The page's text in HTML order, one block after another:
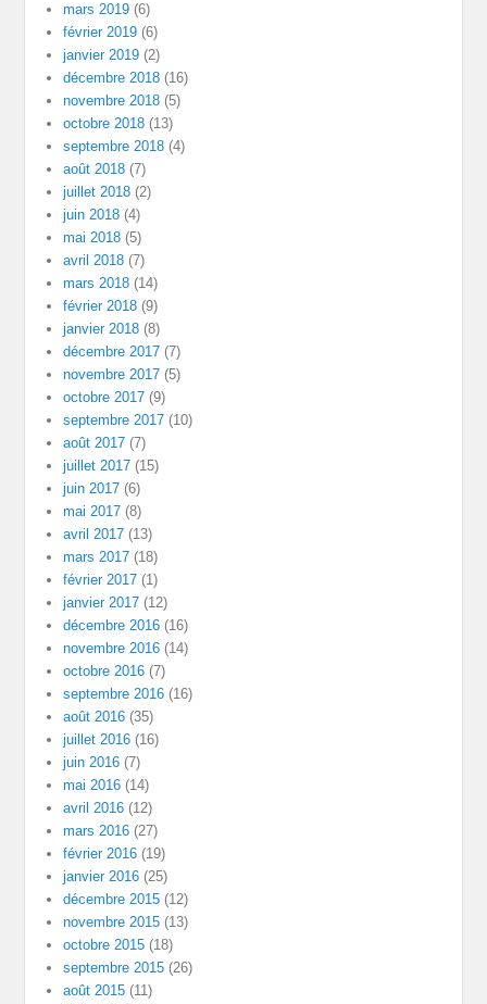
mars 2019 (6)
février 2019 (6)
janvier 2019 (2)
décembre 2018 (16)
novembre 2018 (5)
octobre 2018 (13)
septembre 2018 (4)
août 2018 (7)
juillet 2018 (2)
juin 2018 (4)
mai 2018 (5)
avril 2018 (7)
mars 2018 (14)
février 2018 (9)
janvier 2018 (8)
décembre 2017 (7)
novembre 2017 (5)
octobre 2017 (9)
septembre 2017 (10)
août 2017 (7)
juillet 2017 (15)
juin 2017 (6)
mai 2017 (8)
avril 2017 (13)
mars 2017 (18)
février 2017 (1)
janvier 2017 (12)
décembre 2016 (16)
novembre 2016 (14)
octobre 2016 (7)
septembre 2016 (16)
août 2016 (35)
juillet 2016 (16)
juin 2016 (7)
mai 2016 (14)
avril 2016 (12)
mars 2016 (27)
février 2016 (19)
janvier 2016 (25)
décembre 2015 (12)
novembre 2015 (13)
octobre 2015 (18)
septembre 2015 (26)
août 2015 (11)